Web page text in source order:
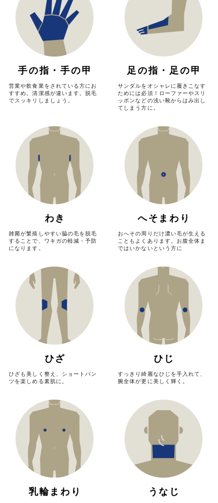
手の指・手の甲
営業や飲食業をされている方にお
すすめ。清潔感が違います。脱毛
でスッキリしましょう。
足の指・足の甲
サンダルをオシャレに履きこなす
ためには必須！ローファーやスリ
ッポンなどの浅い靴からはみ出し
てしまう方に。
わき
雑菌が繁殖しやすい脇の毛を脱毛
することで、ワキガの軽減・予防
になります。
へそまわり
おへその周りだけ濃い毛が生える
こともよくあります。お腹全体ま
ではいかないという方に
ひざ
ひざも美しく整え、ショートパン
ツを楽しめる素肌に。
ひじ
すっきり綺麗なひじを手入れて、
腕全体が更に美しく輝く。
乳輪まわり うなじ